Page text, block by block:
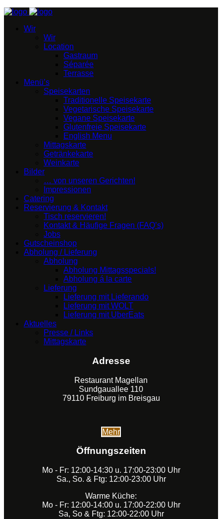
Wir
Wir
Location
Gastraum
Séparée
Terrasse
Menü’s
Speisekarten
Traditionelle Speisekarte
Vegetarische Speisekarte
Vegane Speisekarte
Glutenfreie Speisekarte
English Menu
Mittagskarte
Getränkekarte
Weinkarte
Bilder
… von unseren Gerichten!
Impressionen
Catering
Reservierung & Kontakt
Tisch reservieren!
Kontakt & Häufige Fragen (FAQ’s)
Jobs
Gutscheinshop
Abholung / Lieferung
Abholung
Abholung Mittagsspecials!
Abholung á la carte
Lieferung
Lieferung mit Lieferando
Lieferung mit WOLT
Lieferung mit UberEats
Aktuelles
Presse / Links
Mittagskarte
Adresse
Restaurant Magellan
Sundgauallee 110
79110 Freiburg im Breisgau
Mehr
Öffnungszeiten
Mo - Fr: 12:00-14:30 u. 17:00-23:00 Uhr
Sa., So. & Ftg: 12:00-23:00 Uhr
Warme Küche:
Mo - Fr: 12:00-14:00 u. 17:00-22:00 Uhr
Sa, So & Ftg: 12:00-22:00 Uhr